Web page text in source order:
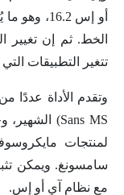
أو إس
الخط. ثم إن تغيير
تتغير التطبيقات
سامسونغ. ويمكن
مع نظام آي أو إس.